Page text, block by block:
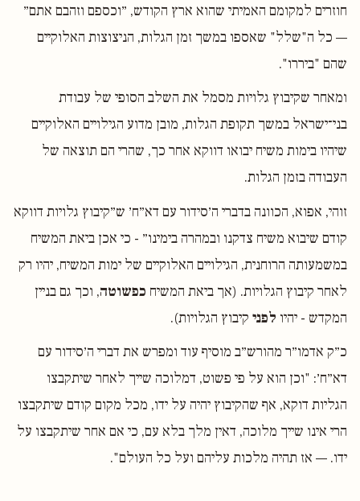
חוזרים למקומם האמיתי שהוא ארץ הקודש, ״וכספם וזהבם אתם״
— כל ה"שלל" שאספו במשך זמן הגלות, הניצוצות האלוקיים
שהם "ביררו".
ומאחר שקיבוץ גלויות מסמל את השלב הסופי של עבודת
בני־ישראל במשך תקופת הגלות, מובן מדוע הגילויים האלוקיים
שיהיו בימות משיח יבואו דווקא אחר כך, שהרי הם תוצאה של
העבודה בזמן הגלות.
זוהי, אפוא, הכוונה בדברי ה׳סידור עם דא״ח׳ ש״קיבוץ גלויות דווקא
קודם שיבוא משיח צדקנו ובמהרה בימינו״ - כי אכן ביאת המשיח
במשמעותה הרוחנית, הגילויים האלוקיים של ימות המשיח, יהיו רק
לאחר קיבוץ הגלויות. (אך ביאת המשיח כפשוטה, וכך גם בניין
המקדש - יהיו לפני קיבוץ הגלויות).
כ״ק אדמו״ר מהורש״ב מוסיף עוד ומפרש את דברי ה׳סידור עם
דא״ח׳: "וכן הוא על פי פשוט, דמלוכה שייך לאחר שיתקבצו
הגליות דוקא, אף שהקיבוץ יהיה על ידו, מכל מקום קודם שיתקבצו
הרי אינו שייך מלוכה, דאין מלך בלא עם, כי אם אחר שיתקבצו על
ידו. — אז תהיה מלכות עליהם ועל כל העולם".